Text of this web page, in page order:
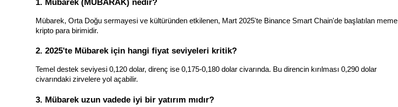
Launchpool
Mübarek, Orta Doğu sermayesi ve kültüründen etkilenen, Mart 2025'te Binance Smart Chain'de başlatılan meme
kripto para birimidir.
2. 2025'te Mübarek için hangi fiyat seviyeleri kritik?
Temel destek seviyesi 0,120 dolar, direnç ise 0,175-0,180 dolar civarında. Bu direncin kırılması 0,290 dolar
civarındaki zirvelere yol açabilir.
3. Mübarek uzun vadede iyi bir yatırım mıdır?